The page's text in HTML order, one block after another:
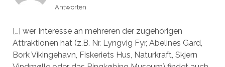
Antworten
[…] wer Interesse an mehreren der zugehörigen
Attraktionen hat (z.B. Nr. Lyngvig Fyr, Abelines Gard,
Bork Vikingehavn, Fiskeriets Hus, Naturkraft, Skjern